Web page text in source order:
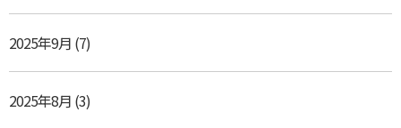
2025年9月 (7)
2025年8月 (3)